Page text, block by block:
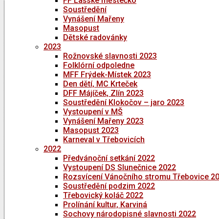
Soustředění
Vynášení Mařeny
Masopust
Dětské radovánky
2023
Rožnovské slavnosti 2023
Folklórní odpoledne
MFF Frýdek-Místek 2023
Den dětí, MC Krteček
DFF Májíček, Zlín 2023
Soustředění Klokočov – jaro 2023
Vystoupení v MŠ
Vynášení Mařeny 2023
Masopust 2023
Karneval v Třebovicích
2022
Předvánoční setkání 2022
Vystoupení DS Slunečnice 2022
Rozsvícení Vánočního stromu Třebovice
Soustředění podzim 2022
Třebovický koláč 2022
Prolínání kultur, Karviná
Sochovy národopisné slavnosti 2022